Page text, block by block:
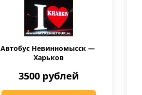
Автобус Невинномысск —
Харьков
3500 рублей